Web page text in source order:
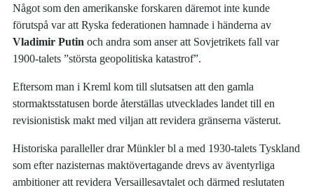
Något som den amerikanske forskaren däremot inte kunde
förutspå var att Ryska federationen hamnade i händerna av
Vladimir Putin och andra som anser att Sovjetrikets fall var
1900-talets ”största geopolitiska katastrof”.
Eftersom man i Kreml kom till slutsatsen att den gamla
stormaktsstatusen borde återställas utvecklades landet till en
revisionistisk makt med viljan att revidera gränserna västerut.
Historiska paralleller drar Münkler bl a med 1930-talets Tyskland
som efter nazisternas maktövertagande drevs av äventyrliga
ambitioner att revidera Versaillesavtalet och därmed reslutaten